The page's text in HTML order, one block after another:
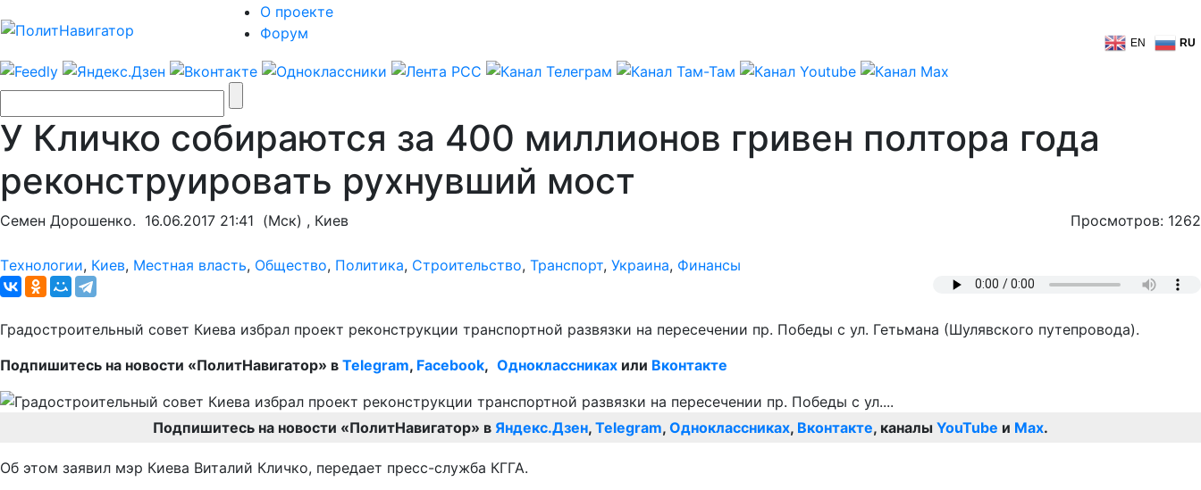
О проекте
Форум
EN RU
У Кличко собираются за 400 миллионов гривен полтора года
реконструировать рухнувший мост
Семен Дорошенко. 16.06.2017 21:41 (Мск) , Киев Просмотров: 1262
Tехнологии, Киев, Местная власть, Общество, Политика, Строительство, Транспорт, Украина, Финансы
Градостроительный совет Киева избрал проект реконструкции транспортной развязки на пересечении пр. Победы с ул. Гетьмана (Шулявского путепровода).
Подпишитесь на новости «ПолитНавигатор» в Telegram, Facebook, Одноклассниках или Вконтакте
Подпишитесь на новости «ПолитНавигатор» в Яндекс.Дзен, Telegram, Одноклассниках, Вконтакте, каналы YouTube и Max.
Об этом заявил мэр Киева Виталий Кличко, передает пресс-служба КГГА.